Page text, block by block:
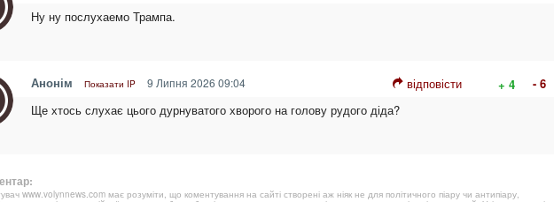
Ну ну послухаемо Трампа.
Анонім Показати IP 9 Липня 2026 09:04 відповісти + 4
- 6
Ще хтось слухає цього дурнуватого хворого на голову рудого діда?
www.volynnews.com має розуміти, що коментування на сайті створені аж ніяк не для політичного піару чи антипіару,